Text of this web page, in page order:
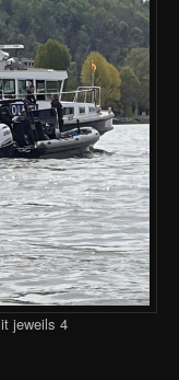
jeweils 4